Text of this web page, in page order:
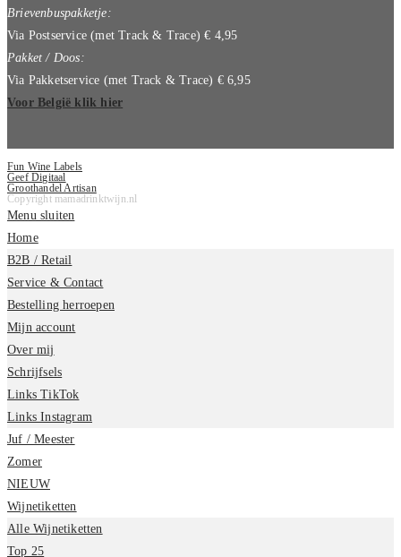
Brievenbuspakketje:
Via Postservice (met Track & Trace) € 4,95
Pakket / Doos:
Via Pakketservice (met Track & Trace) € 6,95
Voor België klik hier
Fun Wine Labels
Geef Digitaal
Groothandel Artisan
Copyright mamadrinktwijn.nl
Menu sluiten
Home
B2B / Retail
Service & Contact
Bestelling herroepen
Mijn account
Over mij
Schrijfsels
Links TikTok
Links Instagram
Juf / Meester
Zomer
NIEUW
Wijnetiketten
Alle Wijnetiketten
Top 25